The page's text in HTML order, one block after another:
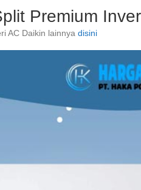
Premium
AC Daikin lainnya disini